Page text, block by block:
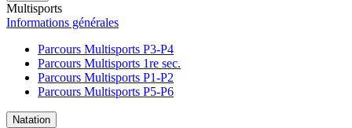
Multisports
Informations générales
Parcours Multisports P3-P4
Parcours Multisports 1re sec.
Parcours Multisports P1-P2
Parcours Multisports P5-P6
Natation